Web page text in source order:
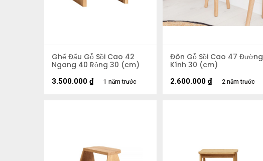
Ghế Đẩu Gỗ Sồi Cao 42
Ngang 40 Rộng 30 (cm)
1 năm trước
3.500.000 ₫
Đôn Gỗ Sồi Cao 47 Đường
Kính 30 (cm)
2 năm trước
2.600.000 ₫